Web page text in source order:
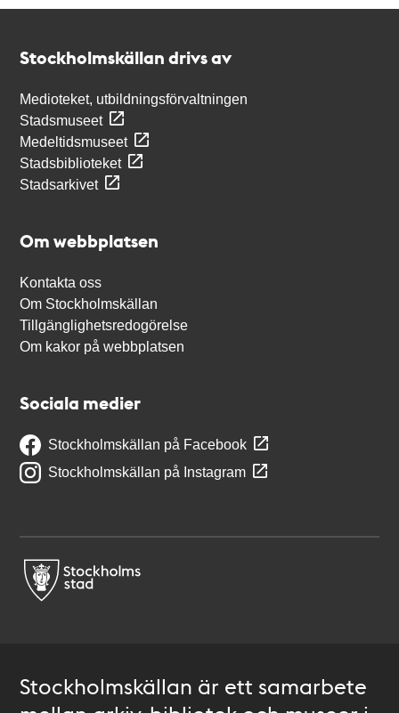
Stockholmskällan drivs av
Medioteket, utbildningsförvaltningen
Stadsmuseet
Medeltidsmuseet
Stadsbiblioteket
Stadsarkivet
Om webbplatsen
Kontakta oss
Om Stockholmskällan
Tillgänglighetsredogörelse
Om kakor på webbplatsen
Sociala medier
Stockholmskällan på Facebook
Stockholmskällan på Instagram
Stockholmskällan är ett samarbete